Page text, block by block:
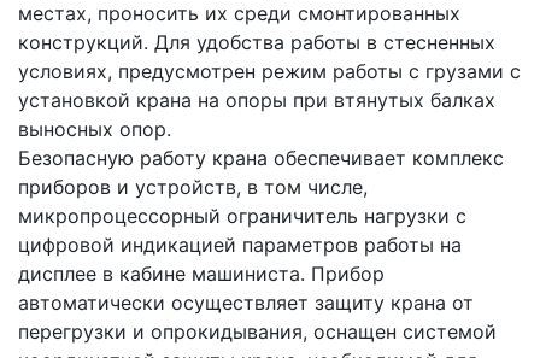
местах, проносить их среди смонтированных
конструкций. Для удобства работы в стесненных
условиях, предусмотрен режим работы с грузами с
установкой крана на опоры при втянутых балках
выносных опор.
Безопасную работу крана обеспечивает комплекс
приборов и устройств, в том числе,
микропроцессорный ограничитель нагрузки с
цифровой индикацией параметров работы на
дисплее в кабине машиниста. Прибор
автоматически осуществляет защиту крана от
перегрузки и опрокидывания, оснащен системой